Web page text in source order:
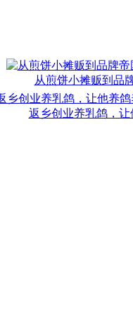
从煎饼小摊贩到品
返乡创业养乳鸽，让